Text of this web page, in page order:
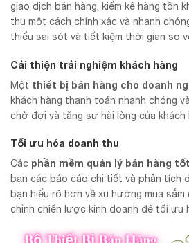
giao dịch bán hàng, kiểm kê hàng tồn
thu một cách chính xác và nhanh
thiểu sai sót và tiết kiệm thời gian so
Cải thiện trải nghiệm khách hàng
Một thiết bị bán hàng cho doanh
khách hàng thanh toán nhanh chóng
chờ đợi và tăng sự hài lòng của khách
Tối ưu hóa doanh thu
Các phần mềm quản lý bán hàng
bạn các báo cáo chi tiết và phân tích
bạn hiểu rõ hơn về xu hướng mua sắm
chỉnh chiến lược kinh doanh để tối ưu